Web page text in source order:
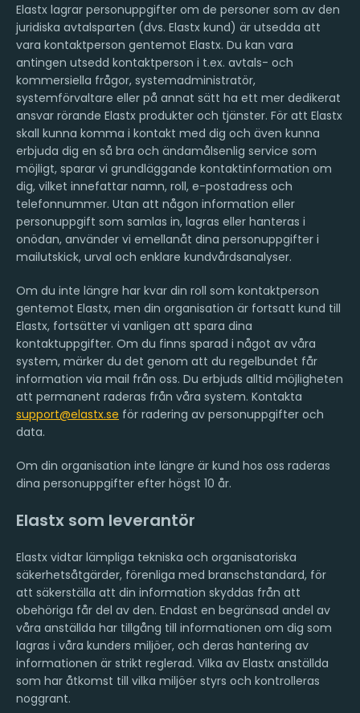
Elastx lagrar personuppgifter om de personer som av den
juridiska avtalsparten (dvs. Elastx kund) är utsedda att
vara kontaktperson gentemot Elastx. Du kan vara
antingen utsedd kontaktperson i t.ex. avtals- och
kommersiella frågor, systemadministratör,
systemförvaltare eller på annat sätt ha ett mer dedikerat
ansvar rörande Elastx produkter och tjänster. För att Elastx
skall kunna komma i kontakt med dig och även kunna
erbjuda dig en så bra och ändamålsenlig service som
möjligt, sparar vi grundläggande kontaktinformation om
dig, vilket innefattar namn, roll, e-postadress och
telefonnummer. Utan att någon information eller
personuppgift som samlas in, lagras eller hanteras i
onödan, använder vi emellanåt dina personuppgifter i
mailutskick, urval och enklare kundvårdsanalyser.
Om du inte längre har kvar din roll som kontaktperson
gentemot Elastx, men din organisation är fortsatt kund till
Elastx, fortsätter vi vanligen att spara dina
kontaktuppgifter. Om du finns sparad i något av våra
system, märker du det genom att du regelbundet får
information via mail från oss. Du erbjuds alltid möjligheten
att permanent raderas från våra system. Kontakta
support@elastx.se för radering av personuppgifter och
data.
Om din organisation inte längre är kund hos oss raderas
dina personuppgifter efter högst 10 år.
Elastx som leverantör
Elastx vidtar lämpliga tekniska och organisatoriska
säkerhetsåtgärder, förenliga med branschstandard, för
att säkerställa att din information skyddas från att
obehöriga får del av den. Endast en begränsad andel av
våra anställda har tillgång till informationen om dig som
lagras i våra kunders miljöer, och deras hantering av
informationen är strikt reglerad. Vilka av Elastx anställda
som har åtkomst till vilka miljöer styrs och kontrolleras
noggrant.